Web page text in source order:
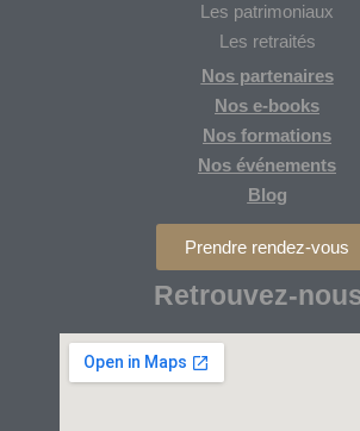
Les patrimoniaux
Les retraités
Nos partenaires
Nos e-books
Nos formations
Nos événements
Blog
Prendre rendez-vous
Retrouvez-